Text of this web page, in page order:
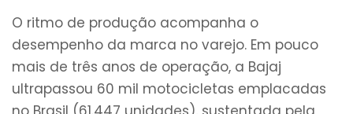
O ritmo de produção acompanha o
desempenho da marca no varejo. Em pouco
mais de três anos de operação, a Bajaj
ultrapassou 60 mil motocicletas emplacadas